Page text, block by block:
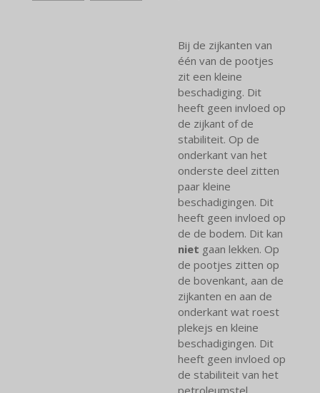
Bij de zijkanten van
één van de pootjes
zit een kleine
beschadiging. Dit
heeft geen invloed op
de zijkant of de
stabiliteit. Op de
onderkant van het
onderste deel zitten
paar kleine
beschadigingen. Dit
heeft geen invloed op
de de bodem. Dit kan
niet gaan lekken. Op
de pootjes zitten op
de bovenkant, aan de
zijkanten en aan de
onderkant wat roest
plekejs en kleine
beschadigingen. Dit
heeft geen invloed op
de stabiliteit van het
petroleumstel.